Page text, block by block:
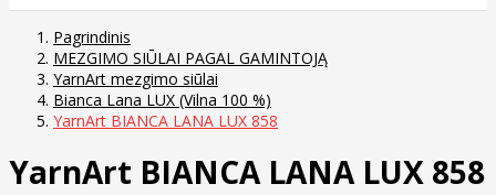
Pagrindinis
MEZGIMO SIŪLAI PAGAL GAMINTOJĄ
YarnArt mezgimo siūlai
Bianca Lana LUX (Vilna 100 %)
YarnArt BIANCA LANA LUX 858
YarnArt BIANCA LANA LUX 858